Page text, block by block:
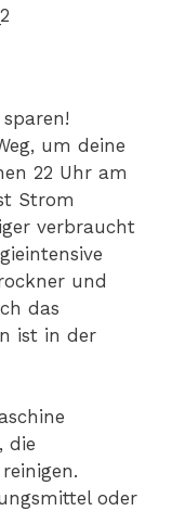
um deine
22 Uhr am
Strom
verbraucht
und
das
ist in der
die
oder